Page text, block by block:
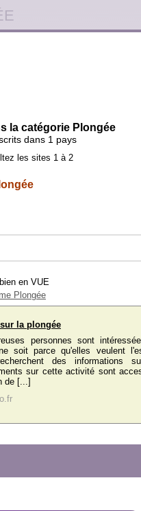
la catégorie Plongée
dans 1 pays
les sites 1 à 2
en VUE
Plongée
la plongée
personnes sont
soit parce qu'elles veulent
des informations
sur cette activité sont
de [...]